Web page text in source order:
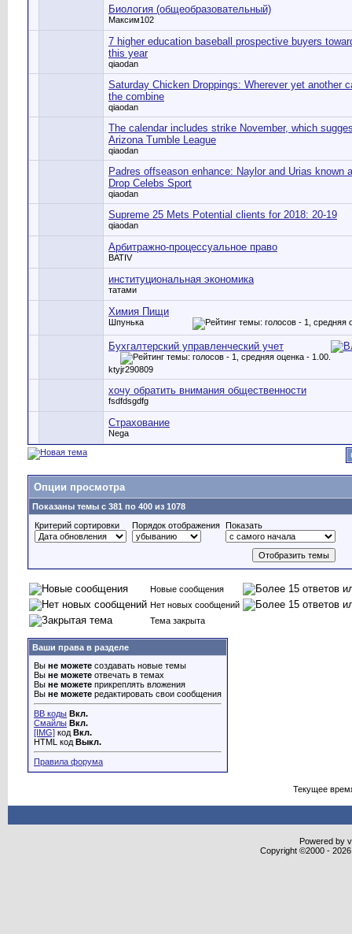
Биология (общеобразовательный)
Максим102
7 higher education baseball prospective buyers
this year
qiaodan
Saturday Chicken Droppings: Wherever yet another
the combine
qiaodan
The calendar includes strike November, which
Arizona Tumble League
qiaodan
Padres offseason enhance: Naylor and Urias known
Drop Celebs Sport
qiaodan
Supreme 25 Mets Potential clients for 2018: 20-19
qiaodan
Арбитражно-процессуальное право
BATIV
институциональная экономика
татами
Химия Пищи
Шпунька
Бухгалтерский управленческий учет
ktyjr290809
хочу обратить внимания общественности
fsdfdsgdfg
Страхование
Nega
Опции просмотра
Показаны темы с 381 по 400 из 1078
Критерий сортировки
Порядок отображения Показать
Новые сообщения
Нет новых сообщений
Тема закрыта
Ваши права в разделе
Вы не можете создавать новые темы
Вы не можете отвечать в темах
Вы не можете прикреплять вложения
Вы не можете редактировать свои сообщения
BB коды Вкл.
Смайлы Вкл.
[IMG] код Вкл.
HTML код Выкл.
Правила форума
Текущее
Powered by
Copyright ©2000 -